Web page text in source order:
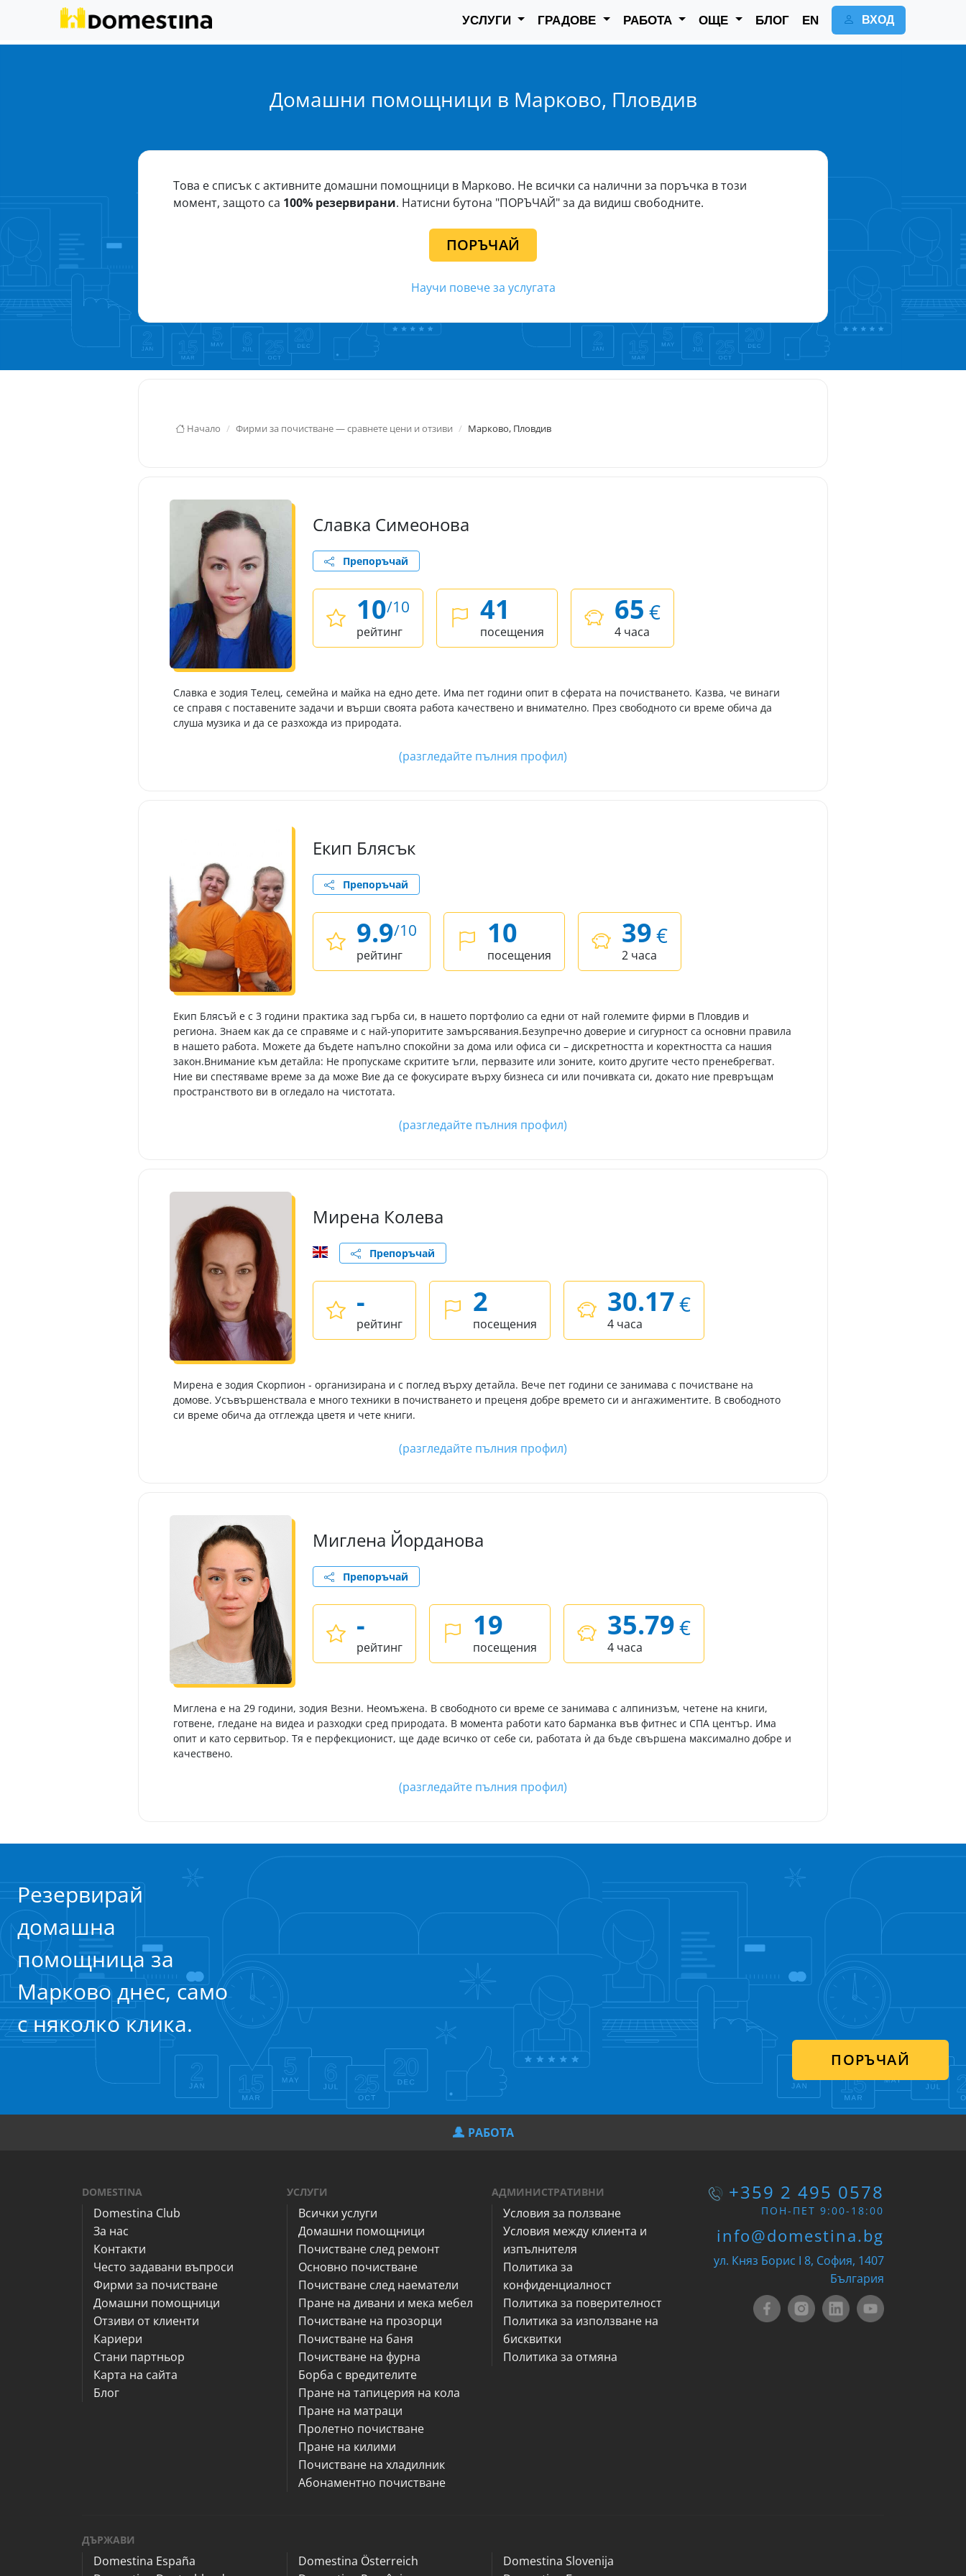
УСЛУГИ ГРАДОВЕ РАБОТА ОЩЕ БЛОГ EN ВХОД
Домашни помощници в Марково, Пловдив
Това е списък с активните домашни помощници в Марково. Не всички са налични за поръчка в този
момент, защото са 100% резервирани. Натисни бутона "ПОРЪЧАЙ" за да видиш свободните.
ПОРЪЧАЙ
Научи повече за услугата
Начало Фирми за почистване — сравнете цени и отзиви Марково, Пловдив
Славка Симеонова
Препоръчай
10/10
рейтинг
41
посещения
65 €
4 часа
Славка е зодия Телец, семейна и майка на едно дете. Има пет години опит в сферата на почистването. Казва, че винаги
се справя с поставените задачи и върши своята работа качествено и внимателно. През свободното си време обича да
слуша музика и да се разхожда из природата.
(разгледайте пълния профил)
Екип Блясък
Препоръчай
9.9/10
рейтинг
10
посещения
39€
2 часа
Екип Блясъй е с 3 години практика зад гърба си, в нашето портфолио са едни от най големите фирми в Пловдив и
региона. Знаем как да се справяме и с най-упоритите замърсявания. ​Безупречно доверие и сигурност са основни правила
в нашето работа. Можете да бъдете напълно спокойни за дома или офиса си – дискретността и коректността са нашия
закон. ​Внимание към детайла: Не пропускаме скритите ъгли, первазите или зоните, които другите често пренебрегват. ​
Ние ви спестяваме време за да може Вие да се фокусирате върху бизнеса си или почивката си, докато ние превръщам
пространството ви в огледало на чистотата.
(разгледайте пълния профил)
Мирена Колева
Препоръчай
-
рейтинг
2
посещения
30.17€
4 часа
Мирена е зодия Скорпион - организирана и с поглед върху детайла. Вече пет години се занимава с почистване на
домове. Усъвършенствала е много техники в почистването и преценя добре времето си и ангажиментите. В свободното
си време обича да отглежда цветя и чете книги.
(разгледайте пълния профил)
Миглена Йорданова
Препоръчай
-
рейтинг
19
посещения
35.79€
4 часа
Миглена е на 29 години, зодия Везни. Неомъжена. В свободното си време се занимава с алпинизъм, четене на книги,
готвене, гледане на видеа и разходки сред природата. В момента работи като барманка във фитнес и СПА център. Има
опит и като сервитьор. Тя е перфекционист, ще даде всичко от себе си, работата ѝ да бъде свършена максимално добре и
качествено.
(разгледайте пълния профил)
Резервирай
домашна
помощница за
Марково днес, само
с няколко клика.
ПОРЪЧАЙ
РАБОТА
DOMESTINA
Domestina Club
За нас
Контакти
Често задавани въпроси
Фирми за почистване
Домашни помощници
Отзиви от клиенти
Кариери
Стани партньор
Карта на сайта
Блог
УСЛУГИ
Всички услуги
Домашни помощници
Почистване след ремонт
Основно почистване
Почистване след наематели
Пране на дивани и мека мебел
Почистване на прозорци
Почистване на баня
Почистване на фурна
Борба с вредителите
Пране на тапицерия на кола
Пране на матраци
Пролетно почистване
Пране на килими
Почистване на хладилник
Абонаментно почистване
АДМИНИСТРАТИВНИ
Условия за ползване
Условия между клиента и
изпълнителя
Политика за
конфиденциалност
Политика за поверителност
Политика за използване на
бисквитки
Политика за отмяна
+359 2 495 0578
ПОН-ПЕТ 9:00-18:00
info@domestina.bg
ул. Княз Борис I 8, София, 1407
България
ДЪРЖАВИ
Domestina España
Domestina Österreich
Domestina Slovenija